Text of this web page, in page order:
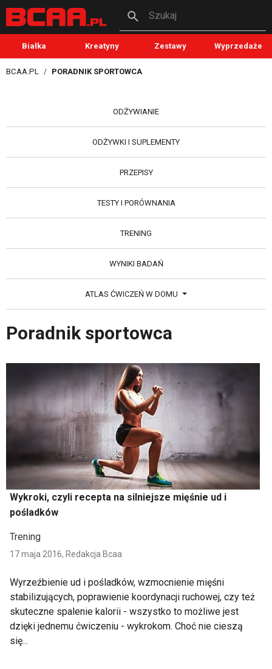
Szukaj
Białka Kreatyny Zestawy Wyprzedaże
BCAA.PL PORADNIK SPORTOWCA
ODŻYWIANIE
ODŻYWKI I SUPLEMENTY
PRZEPISY
TESTY I PORÓWNANIA
TRENING
WYNIKI BADAŃ
ATLAS ĆWICZEŃ W DOMU
Poradnik sportowca
Wykroki, czyli recepta na silniejsze mięśnie ud i
pośladków
Trening
17 maja 2016, Redakcja Bcaa
Wyrzeźbienie ud i pośladków, wzmocnienie mięśni
stabilizujących, poprawienie koordynacji ruchowej, czy też
skuteczne spalenie kalorii - wszystko to możliwe jest
dzięki jednemu ćwiczeniu - wykrokom. Choć nie cieszą
się...